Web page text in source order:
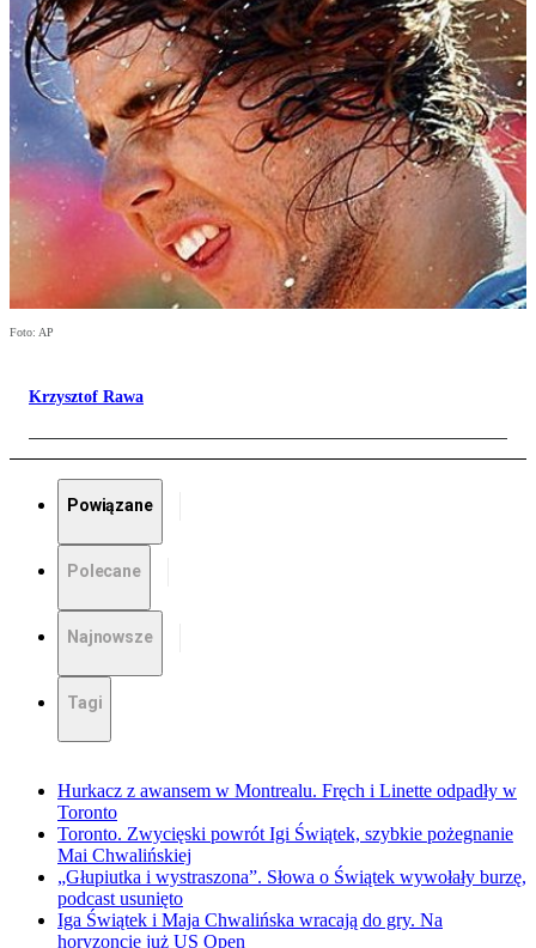
Foto: AP
Krzysztof Rawa
Powiązane
Polecane
Najnowsze
Tagi
Hurkacz z awansem w Montrealu. Fręch i Linette odpadły w
Toronto
Toronto. Zwycięski powrót Igi Świątek, szybkie pożegnanie
Mai Chwalińskiej
„Głupiutka i wystraszona”. Słowa o Świątek wywołały burzę,
podcast usunięto
Iga Świątek i Maja Chwalińska wracają do gry. Na
horyzoncie już US Open